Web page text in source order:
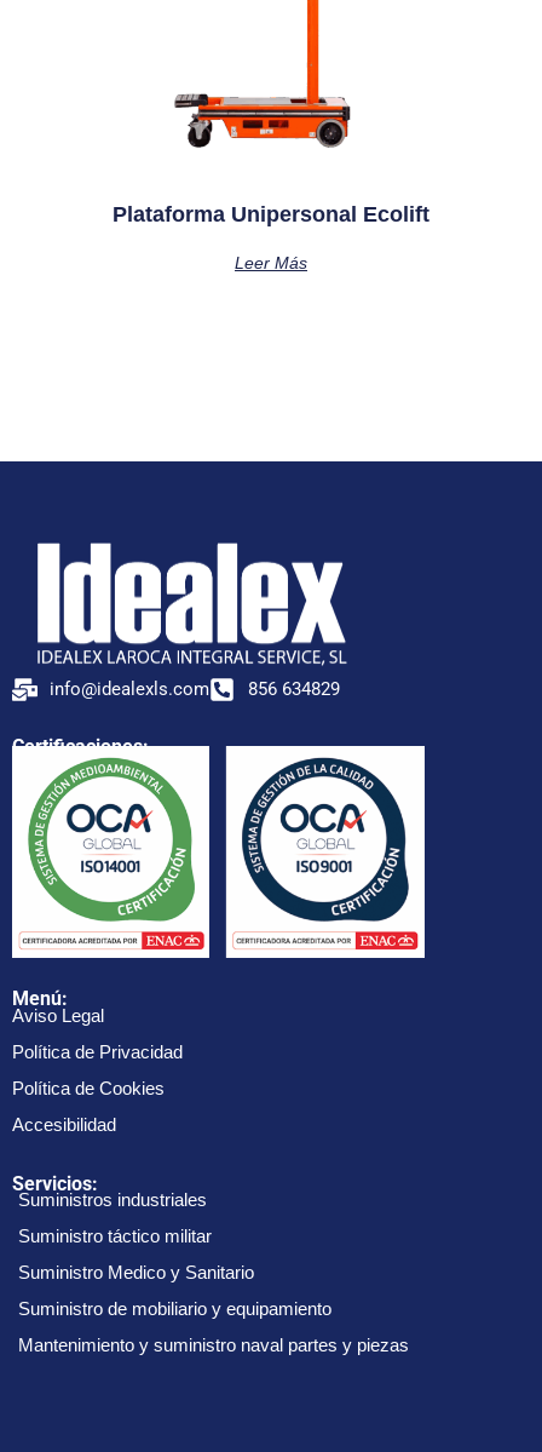
Plataforma Unipersonal Ecolift
Leer Más
info@idealexls.com 856 634829
Certificaciones:
Menú:
Aviso Legal
Política de Privacidad
Política de Cookies
Accesibilidad
Servicios:
Suministros industriales
Suministro táctico militar
Suministro Medico y Sanitario
Suministro de mobiliario y equipamiento
Mantenimiento y suministro naval partes y piezas